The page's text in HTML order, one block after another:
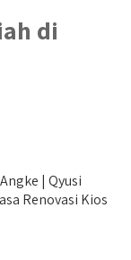
di
| Qyusi
Renovasi Kios